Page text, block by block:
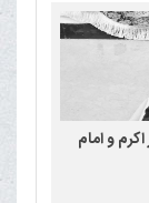
و امام